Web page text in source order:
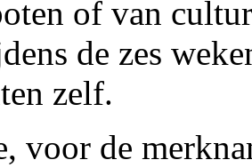
of van
de zes
zelf.
voor de